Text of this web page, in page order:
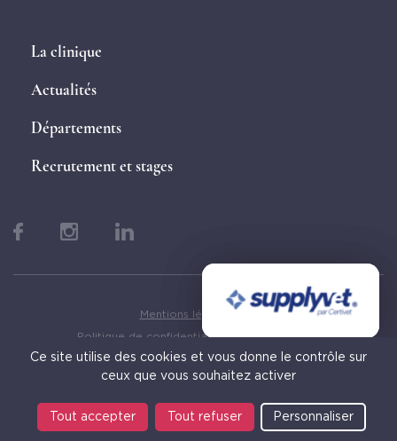
La clinique
Actualités
Départements
Recrutement et stages
Mentions légales
Politique de confidentialité des cookies
© 2026 Clinique de Grosbois
CLIQUEZ ICI !
CLIQUEZ ICI !
Ce site utilise des cookies et vous donne le contrôle sur
ceux que vous souhaitez activer
Tout accepter Tout refuser Personnaliser